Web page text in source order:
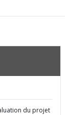
du projet